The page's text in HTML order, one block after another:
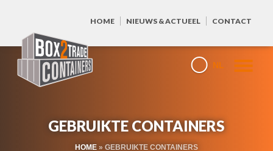
HOME NIEUWS & ACTUEEL CONTACT
NL
GEBRUIKTE CONTAINERS
HOME» GEBRUIKTE CONTAINERS